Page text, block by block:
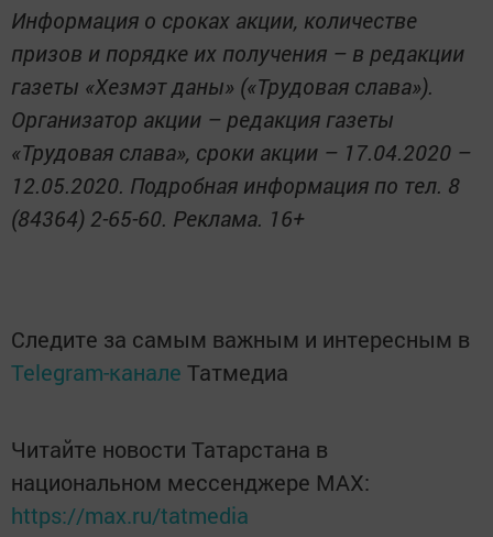
Информация о сроках акции, количестве
призов и порядке их получения – в редакции
газеты «Хезмэт даны» («Трудовая слава»).
Организатор акции – редакция газеты
«Трудовая слава», сроки акции – 17.04.2020 –
12.05.2020. Подробная информация по тел. 8
(84364) 2-65-60. Реклама. 16+
Следите за самым важным и интересным в
Telegram-канале Татмедиа
Читайте новости Татарстана в
национальном мессенджере MАХ:
https://max.ru/tatmedia